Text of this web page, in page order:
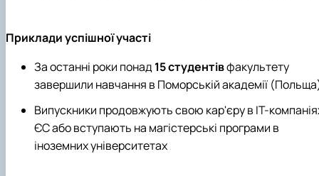
Приклади успішної участі
За останні роки понад15 студентівфакультету
завершили навчання в Поморській академії
Випускники продовжують свою кар'єру в ІТ-
ЄС або вступають на магістерські програми в
іноземних університетах